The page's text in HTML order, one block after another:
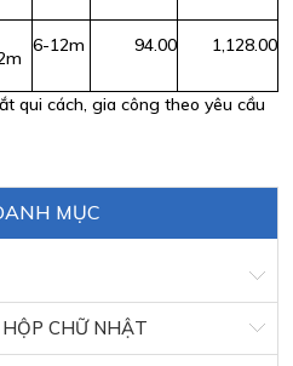
6-12m 94.00 1,128.00
qui cách, gia công theo yêu cầu
MỤC
CHỮ NHẬT